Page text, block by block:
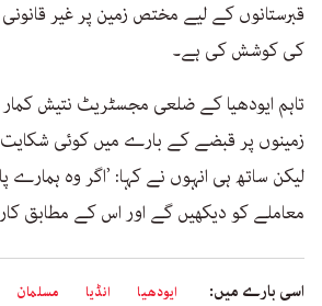
قبرستانوں کے لیے مختص زمین پر غیر
کی کوشش کی ہے۔
تاہم ایودھیا کے ضلعی مجسٹریٹ نتیش کمار
زمینوں پر قبضے کے بارے میں کوئی
لیکن ساتھ ہی انہوں نے کہا: ’اگر وہ ہمارے
معاملے کو دیکھیں گے اور اس کے مطابق
اسی بارے میں: ایودھیا انڈیا مسلمان